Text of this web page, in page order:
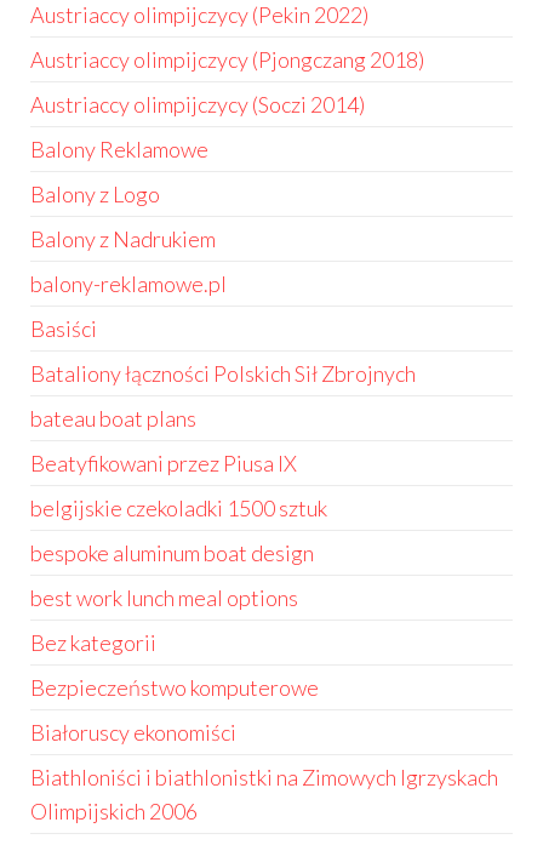
Austriaccy olimpijczycy (Pekin 2022)
Austriaccy olimpijczycy (Pjongczang 2018)
Austriaccy olimpijczycy (Soczi 2014)
Balony Reklamowe
Balony z Logo
Balony z Nadrukiem
balony-reklamowe.pl
Basiści
Bataliony łączności Polskich Sił Zbrojnych
bateau boat plans
Beatyfikowani przez Piusa IX
belgijskie czekoladki 1500 sztuk
bespoke aluminum boat design
best work lunch meal options
Bez kategorii
Bezpieczeństwo komputerowe
Białoruscy ekonomiści
Biathloniści i biathlonistki na Zimowych Igrzyskach
Olimpijskich 2006